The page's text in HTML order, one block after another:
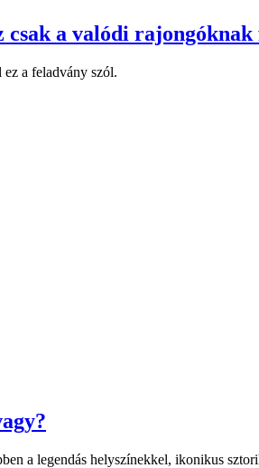
a valódi rajongóknak
a feladvány szól.
a legendás helyszínekkel, ikonikus